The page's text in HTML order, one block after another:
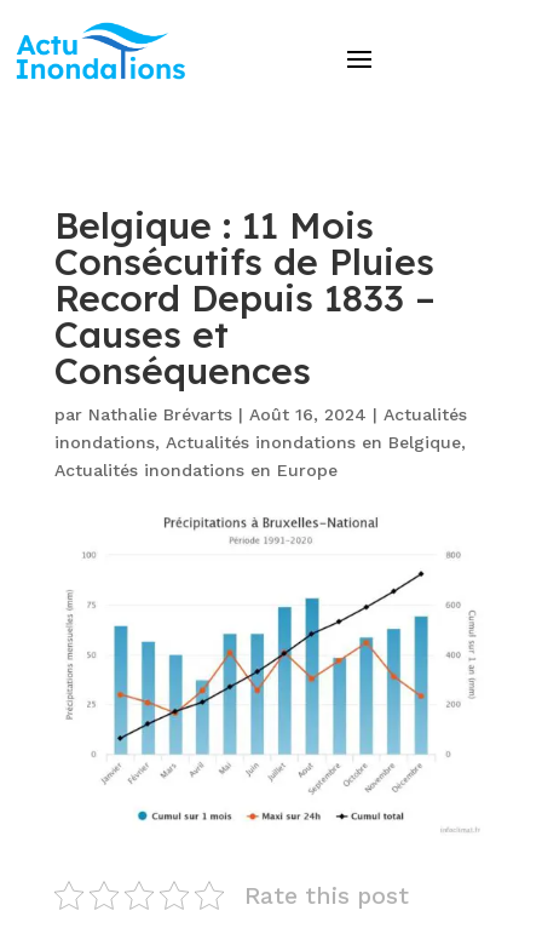
Belgique : 11 Mois
Consécutifs de Pluies
Record Depuis 1833 –
Causes et
Conséquences
par Nathalie Brévarts| Août 16, 2024 | Actualités
inondations, Actualités inondations en Belgique,
Actualités inondations en Europe
Rate this post